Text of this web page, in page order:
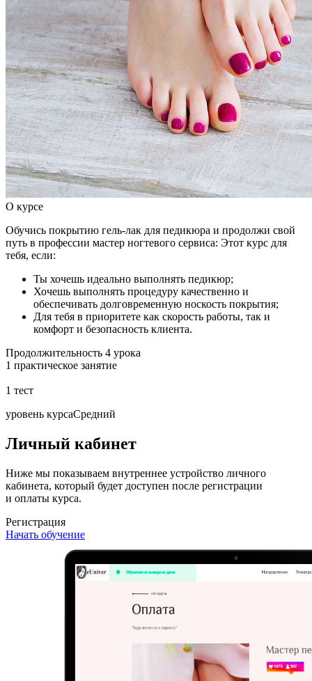
О курсе
Обучись покрытию гель-лак для педикюра и продолжи свой
путь в профессии мастер ногтевого сервиса: Этот курс для
тебя, если:
Ты хочешь идеально выполнять педикюр;
Хочешь выполнять процедуру качественно и
обеспечивать долговременную носкость покрытия;
Для тебя в приоритете как скорость работы, так и
комфорт и безопасность клиента.
Продолжительность 4 урока
1 практическое занятие
1 тест
уровень курсаСредний
Личный кабинет
Ниже мы показываем внутреннее устройство личного
кабинета, который будет доступен после регистрации
и оплаты курса.
Регистрация
Начать обучение